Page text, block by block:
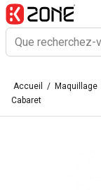
Accueil / Maquillage
Cabaret